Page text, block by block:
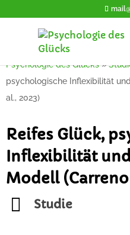
Psychologie des Glücks»
psychologische Inflexibilität
al., 2023)
Reifes Glück,
Inflexibilität
Modell
Studie